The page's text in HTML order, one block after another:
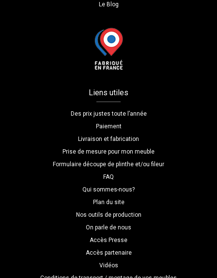
Le Blog
Liens utiles
Des prix justes toute l’année
Paiement
Livraison et fabrication
Prise de mesure pour mon meuble
Formulaire découpe de plinthe et/ou fileur
FAQ
Qui sommes-nous?
Plan du site
Nos outils de production
On parle de nous
Accès Presse
Accès partenaire
Vidéos